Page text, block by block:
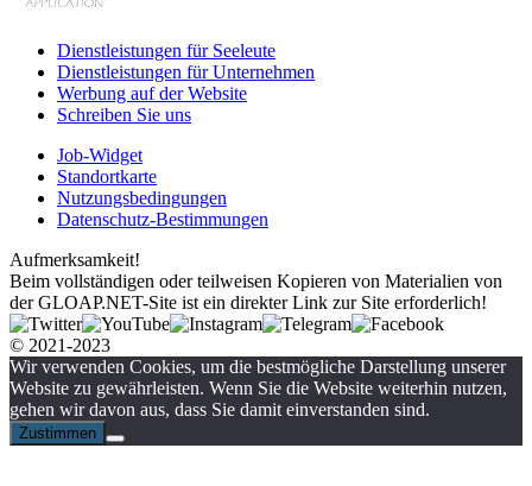
Dienstleistungen für Seeleute
Dienstleistungen für Unternehmen
Werbung auf der Website
Schreiben Sie uns
Job-Widget
Standortkarte
Nutzungsbedingungen
Datenschutz-Bestimmungen
Aufmerksamkeit!
Beim vollständigen oder teilweisen Kopieren von Materialien von
der GLOAP.NET-Site ist ein direkter Link zur Site erforderlich!
© 2021-2023
Wir verwenden Cookies, um die bestmögliche Darstellung unserer
Website zu gewährleisten. Wenn Sie die Website weiterhin nutzen,
gehen wir davon aus, dass Sie damit einverstanden sind.
Zustimmen